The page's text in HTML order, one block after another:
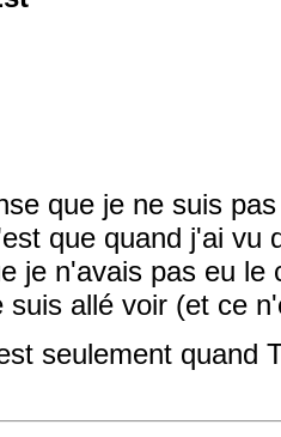
que je ne suis
que quand j'ai vu
je n'avais pas eu le
suis allé voir (et ce
seulement quand